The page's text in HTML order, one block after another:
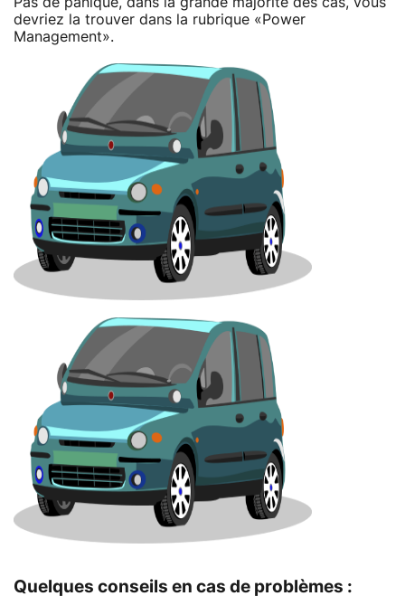
devriez la trouver dans la rubrique «Power
Management».
Quelques conseils en cas de problèmes :